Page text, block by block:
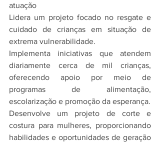
atuação
Lidera um projeto focado no resgate e
cuidado de crianças em situação de
extrema vulnerabilidade.
Implementa iniciativas que atendem
diariamente cerca de mil crianças,
oferecendo apoio por meio de
programas de alimentação,
escolarização e promoção da esperança.
Desenvolve um projeto de corte e
costura para mulheres, proporcionando
habilidades e oportunidades de geração